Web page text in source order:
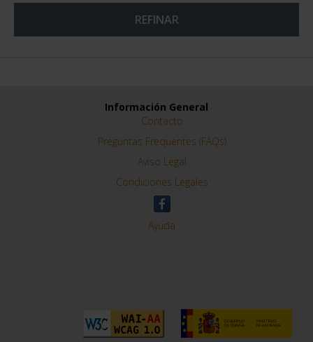
REFINAR
Información General
Contacto
Preguntas Frequentes (FAQs)
Aviso Legal
Condiciones Legales
Ayuda